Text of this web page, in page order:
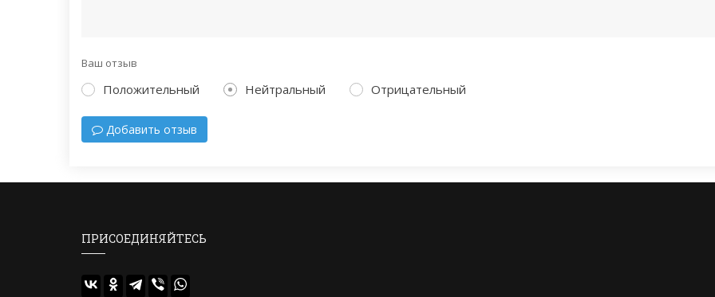
Ваш отзыв
Положительный Нейтральный Отрицательный
Добавить отзыв
ПРИСОЕДИНЯЙТЕСЬ